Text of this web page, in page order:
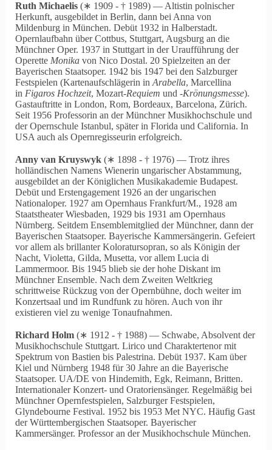
Ruth Michaelis (∗ 1909 ‑ † 1989) — Altistin polnischer
Herkunft, ausgebildet in Berlin, dann bei Anna von
Mildenburg in München. Debüt 1932 in Halberstadt.
Opernlaufbahn über Cottbus, Stuttgart, Augsburg an die
Münchner Oper. 1937 in Stuttgart in der Uraufführung der
Operette Monika von Nico Dostal. 20 Spielzeiten an der
Bayerischen Staatsoper. 1942 bis 1947 bei den Salzburger
Festspielen (Kartenaufschlägerin inArabella, Marcellina
in Figaros Hochzeit, Mozart-Requiem und ‑Krönungsmesse).
Gastauftritte in London, Rom, Bordeaux, Barcelona, Zürich.
Seit 1956 Professorin an der Münchner Musikhochschule und
der Opernschule Istanbul, später in Florida und California. In
USA auch als Opernregisseurin erfolgreich.
Anny van Kruyswyk (∗ 1898 ‑ † 1976) — Trotz ihres
holländischen Namens Wienerin ungarischer Abstammung,
ausgebildet an der Königlichen Musikakademie Budapest.
Debüt und Erstengagement 1926 an der ungarischen
Nationaloper. 1927 am Opernhaus Frankfurt/M., 1928 am
Staatstheater Wiesbaden, 1929 bis 1931 am Opernhaus
Nürnberg. Seitdem Ensemblemitglied der Münchner, dann der
Bayerischen Staatsoper. Bayerische Kammersängerin. Gefeiert
vor allem als brillanter Koloratursopran, so als Königin der
Nacht, Violetta, Gilda, Musetta, vor allem Lucia di
Lammermoor. Bis 1945 blieb sie der hohe Diskant im
Münchner Ensemble. Nach dem Zweiten Weltkrieg
schrittweise Rückzug von der Opernbühne, doch weiter im
Konzertsaal und im Rundfunk zu hören. Auch von ihr
existieren viel zu wenige Tonaufnahmen.
Richard Holm (∗ 1912 ‑ † 1988) — Schwabe, Absolvent der
Musikhochschule Stuttgart. Lirico und Charaktertenor mit
Spektrum von Bastien bis Palestrina. Debüt 1937. Kam über
Kiel und Nürnberg 1948 für 30 Jahre an die Bayerische
Staatsoper. UA/DE von Hindemith, Egk, Reimann, Britten.
Internationaler Konzert- und Oratoriensänger. Regelmäßig bei
Münchner Opernfestspielen, Salzburger Festspielen,
Glyndebourne Festival. 1952 bis 1953 Met NYC. Häufig Gast
der Württembergischen Staatsoper. Bayerischer
Kammersänger. Professor an der Musikhochschule München.